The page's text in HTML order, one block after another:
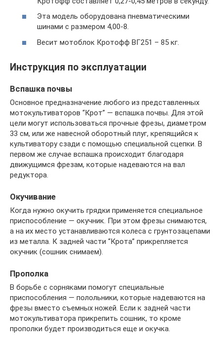
Эта модель оборудована пневматическими
шинами с размером 4,00-8.
Весит мотоблок Кротофф ВГ251 – 85 кг.
Инструкция по эксплуатации
Вспашка почвы
Основное предназначение любого из представленных
мотокультиваторов “Крот” — вспашка почвы. Для этой
цели могут использоваться прочные фрезы, диаметром
33 см, или же навесной оборотный плуг, крепящийся к
культиватору сзади с помощью специальной сцепки. В
первом же случае вспашка происходит благодаря
движущимся фрезам, которые надеваются на вал
редуктора.
Окучивание
Когда нужно окучить грядки применяется специальное
приспособление — окучник. При этом фрезы снимаются,
а на их место устанавливаются колеса с грунтозацепами
из металла. К задней части “Крота” прикрепляется
окучник (сошник снимаем).
Прополка
В борьбе с сорняками помогут специальные
приспособления — полольники, которые надеваются на
фрезы вместо съемных ножей. Если к задней части
мотокультиватора прикрепить сошник, то кроме
прополки будет производиться еще и окучка.